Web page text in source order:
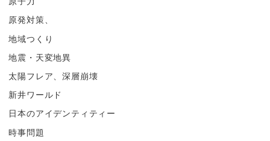
原発対策、
地域つくり
地震・天変地異
太陽フレア、深層崩壊
新井ワールド
日本のアイデンティティー
時事問題